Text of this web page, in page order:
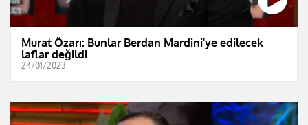
Murat Özarı: Bunlar Berdan Mardini'ye edilecek
laflar değildi
24/01/2023